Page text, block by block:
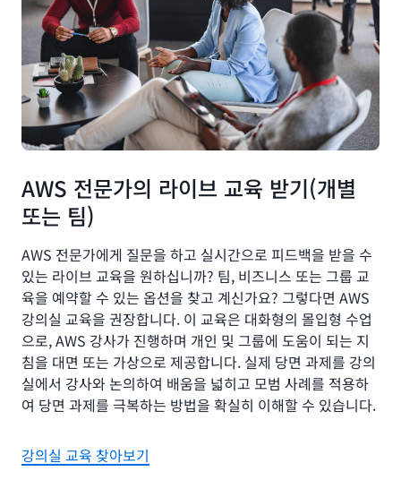
AWS 전문가의 라이브 교육 받기(개별
또는 팀)
AWS 전문가에게 질문을 하고 실시간으로 피드백을 받을 수
있는 라이브 교육을 원하십니까? 팀, 비즈니스 또는 그룹 교
육을 예약할 수 있는 옵션을 찾고 계신가요? 그렇다면 AWS
강의실 교육을 권장합니다. 이 교육은 대화형의 몰입형 수업
으로, AWS 강사가 진행하며 개인 및 그룹에 도움이 되는 지
침을 대면 또는 가상으로 제공합니다. 실제 당면 과제를 강의
실에서 강사와 논의하여 배움을 넓히고 모범 사례를 적용하
여 당면 과제를 극복하는 방법을 확실히 이해할 수 있습니다.
강의실 교육 찾아보기